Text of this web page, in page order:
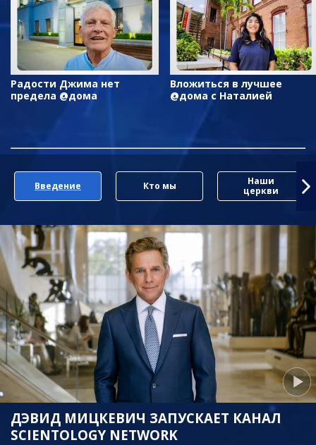
Радости Джима нет
предела @дома
Вложиться в лучшее
@дома с Наталией
Введение Кто мы
Наши
церкви
ДЭВИД МИЦКЕВИЧ ЗАПУСКАЕТ КАНАЛ
SCIENTOLOGY NETWORK